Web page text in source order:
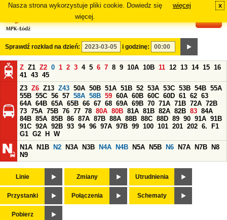
Nasza strona wykorzystuje pliki cookie. Dowiedz się
więcej.
więcej x
Sprawdź rozkład na dzień: i godzinę:
Z Z1 Z2 0 1 2 3 4 5 6 7 8 9 10A 10B 11 12 13 14 15 16
41 43 45
Z3 Z6 Z13 Z43 50A 50B 51A 51B 52 53A 53C 53B 54B 55A
55B 55C 56 57 58A 58B 59 60A 60B 60C 60D 61 62 63
64A 64B 65A 65B 66 67 68 69A 69B 70 71A 71B 72A 72B
73 75A 75B 76 77 78 80A 80B 81A 81B 82A 82B 83 84A
84B 85A 85B 86 87A 87B 88A 88B 88C 88D 89 90 91A 91B
91C 92A 92B 93 94 96 97A 97B 99 100 101 201 202 6.
F1
G1 G2 H
W
N1A
N1B N2 N3A N3B N4A N4B N5A N5B N6 N7A N7B
N8
N9
Linie Zmiany Utrudnienia
Przystanki Połączenia Schematy
Pobierz